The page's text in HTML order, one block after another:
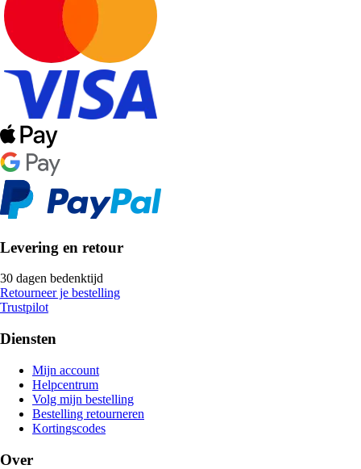
Levering en retour
30 dagen bedenktijd
Retourneer je bestelling
Trustpilot
Diensten
Mijn account
Helpcentrum
Volg mijn bestelling
Bestelling retourneren
Kortingscodes
Over